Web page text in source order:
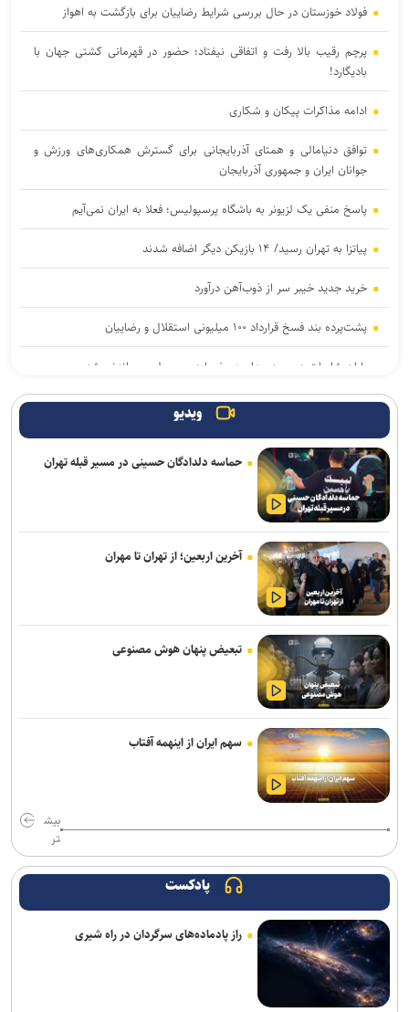
فولاد خوزستان در حال بررسی شرایط رضاییان برای بازگشت به اهواز
پرچم رقیب بالا رفت و اتفاقی نیفتاد؛ حضور در قهرمانی کشتی جهان با
بادیگارد!
ادامه مذاکرات پیکان و شکاری
توافق دنیامالی و همتای آذربایجانی برای گسترش همکاری‌های ورزش و
جوانان ایران و جمهوری آذربایجان
پاسخ منفی یک لزیونر به باشگاه پرسپولیس؛ فعلا به ایران نمی‌آیم
پیاتزا به تهران رسید/ ۱۴ بازیکن دیگر اضافه شدند
خرید جدید خیبر سر از ذوب‌آهن درآورد
پشت‌پرده بند فسخ قرارداد ۱۰۰ میلیونی استقلال و رضاییان
پایان شایعات در مورد جدایی؛ بیفوما در پرسپولیس ماندنی شد
موضع جدید نساجی درباره ایری و طاهری
سفر مربی جدید استقلال به ایران
استعلام استقلال از فیفا در مورد جذب بازیکن آزاد و پنجره تیم بانوان
واگذاری امتیاز شناورسازی قشم به سازمان منطقه آزاد/ بازگشت اصولی به
مدیریت فوتبال
رکوردهای جهانی یوسفی و نصیری حفظ شد
تور جهانی تنیس صربستان| ادامه پیروزی‌های یزدانی و جدال با نماینده
روسیه
گودرزی: برخی از هندی‌ها سن‌شان تقلبی است ولی نباید باز هم به آنها
می‌باختیم/ ۵-۶ چهره خوب به کشتی ایران معرفی کردیم
رئیس فدراسیون بوکس: یک اعزام ما هزینه چهار اعزام رشته‌های دیگر را
دارد/ اعزام فروتن گل‌آرا به ناگویا منتفی شد
امیرحسین زارع؛ از استقلال تا بانک شهر؛ سامانه‌ باز و عدم رسمی شدن
برگزاری مجمع سالیانه فدراسیون بدمینتون
تور جهانی تنیس صربستان| یزدانی با عبور از روسیه به مراکش رسید
سرمربی اوکراینی تیم ملی آب‌های آرام: به شاگردانم ایمان دارم/ توانایی
کسب مدال را در ناگویا داریم
اولین اردوی مشترکی ملی‌پوشان نیراندازی با همتایان چینی
ویدیو
حماسه دلدادگان حسینی در مسیر قبله تهران
آخرین اربعین؛ از تهران تا مهران
تبعیض پنهان هوش مصنوعی
سهم ایران از اینهمه آفتاب
بیش
تر
پادکست
راز پادماده‌های سرگردان در راه شیری